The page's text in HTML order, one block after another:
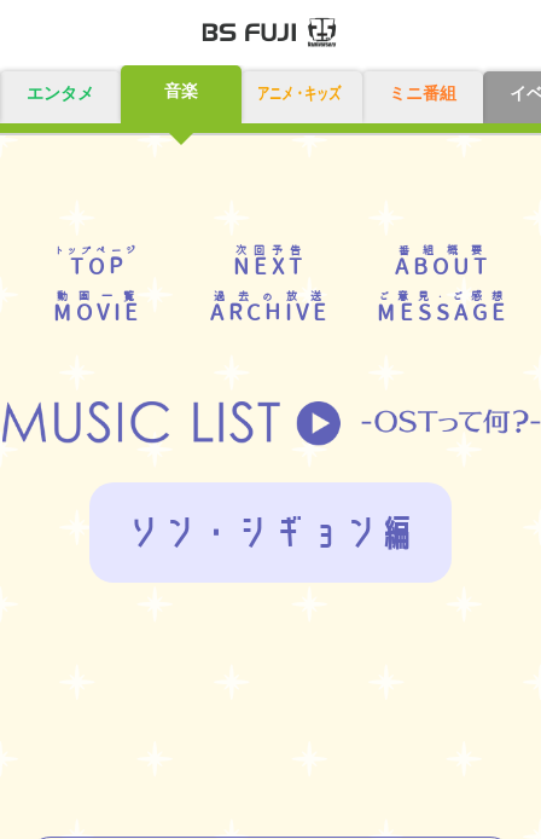
エンタメ 音楽 アニメ・キッズ ミニ番組 イ
TOP
トップページ
NEXT
次回予告
ABOUT
番組概要
MOVIE
動画一覧
ARCHIVE
過去の放送
MESSAGE
ご意見・ご感想
ソン・シギョン編